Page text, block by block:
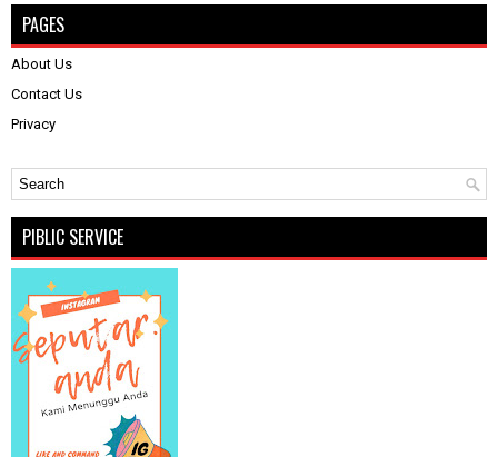
PAGES
About Us
Contact Us
Privacy
PIBLIC SERVICE